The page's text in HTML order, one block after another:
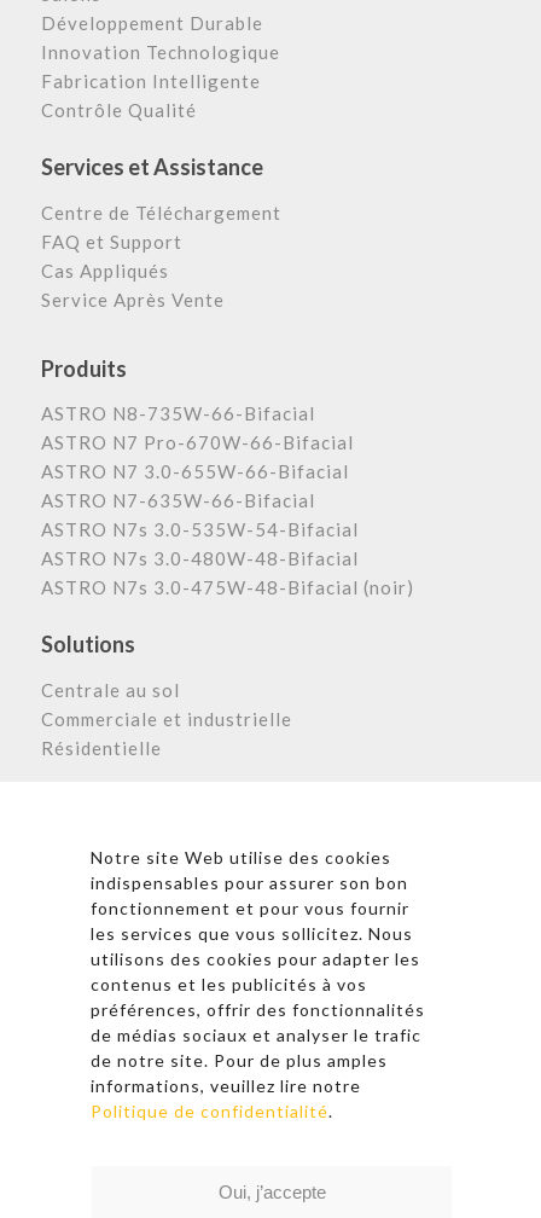
Notre site Web utilise des cookies
indispensables pour assurer son bon
fonctionnement et pour vous fournir
les services que vous sollicitez. Nous
utilisons des cookies pour adapter les
contenus et les publicités à vos
préférences, offrir des fonctionnalités
de médias sociaux et analyser le trafic
de notre site. Pour de plus amples
informations, veuillez lire notre
Politique de confidentialité.
Oui, j’accepte
Développement Durable
Innovation Technologique
Fabrication Intelligente
Contrôle Qualité
Services et Assistance
Centre de Téléchargement
FAQ et Support
Cas Appliqués
Service Après Vente
Produits
ASTRO N8-735W-66-Bifacial
ASTRO N7 Pro-670W-66-Bifacial
ASTRO N7 3.0-655W-66-Bifacial
ASTRO N7-635W-66-Bifacial
ASTRO N7s 3.0-535W-54-Bifacial
ASTRO N7s 3.0-480W-48-Bifacial
ASTRO N7s 3.0-475W-48-Bifacial (noir)
Solutions
Centrale au sol
Commerciale et industrielle
Résidentielle
* En cliquant sur « S’inscrire », j’accepte la politique de
confidentialité et les conditions d’utilisation
d’Astronergy.
Suivez-nous sur les réseaux sociaux
Politique de confidentialité